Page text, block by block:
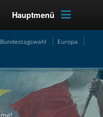
Hauptmenü
Bundestagswahl
Europa